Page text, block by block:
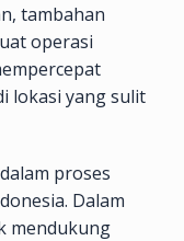
tambahan
operasi
lokasi yang sulit
proses
Dalam
mendukung